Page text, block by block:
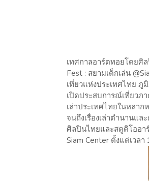
เทศกาลอาร์ตทอยโดยศิ
Fest : สยามเด็กเล่น
เที่ยวแห่งประเทศไทย ภู
เปิดประสบการณ์เที่ยวภ
เล่าประเทศไทยในหลา
จนถึงเรื่องเล่าตำนานแ
ศิลปินไทยและสตูดิโออา
Siam Center ตั้งแต่เวล